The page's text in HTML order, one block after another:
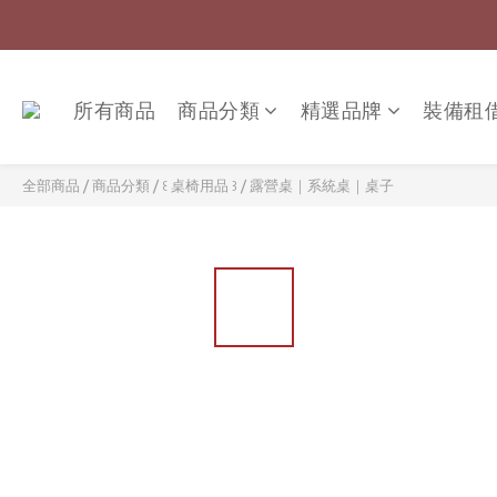
所有商品 商品分類 精選品牌 裝備租
全部商品 / 商品分類 / ꒰ 桌椅用品 ꒱ / 露營桌｜系統桌｜桌子